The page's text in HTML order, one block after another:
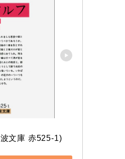
文庫 赤525-1)